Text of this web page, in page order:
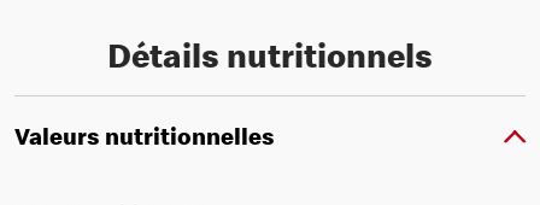
Détails nutritionnels
Valeurs nutritionnelles